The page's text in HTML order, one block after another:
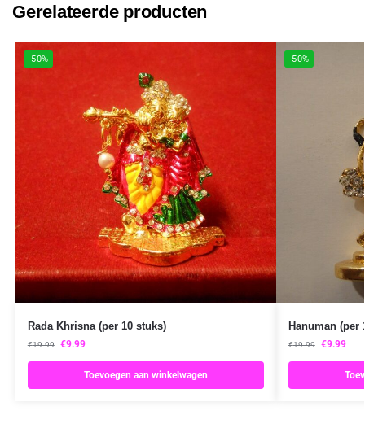
Gerelateerde producten
-50%
Rada Khrisna (per 10 stuks)
€19.99 €9.99
Toevoegen aan winkelwagen
-50%
Hanuman (per
€19.99 €9.99